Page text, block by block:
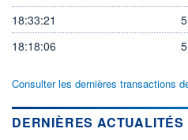
18:33:21
18:18:06
Consulter les dernières transactions
DERNIÈRES ACTUALITÉS